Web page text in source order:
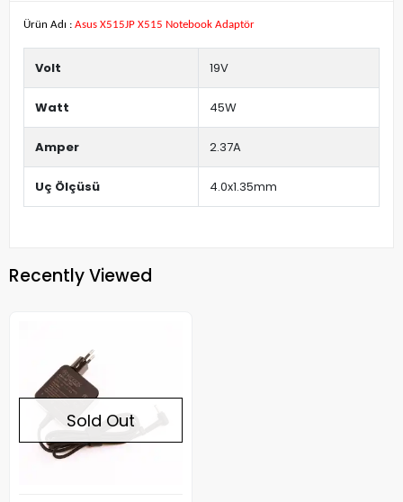
Ürün Adı : Asus X515JP X515 Notebook Adaptör
Volt 19V
Watt 45W
Amper 2.37A
Uç Ölçüsü 4.0x1.35mm
Recently Viewed
Sold Out